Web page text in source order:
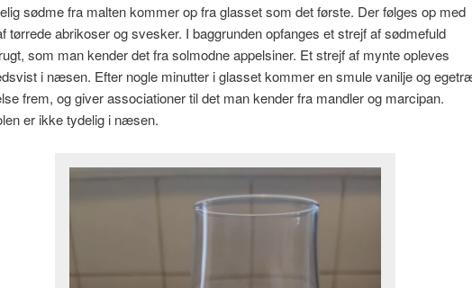
sødme fra malten kommer op fra glasset som det første. Der følges op med
tørrede abrikoser og svesker. I baggrunden opfanges et strejf af sødmefuld
som man kender det fra solmodne appelsiner. Et strejf af mynte opleves
i næsen. Efter nogle minutter i glasset kommer en smule vanilje og
frem, og giver associationer til det man kender fra mandler og marcipan.
er ikke tydelig i næsen.